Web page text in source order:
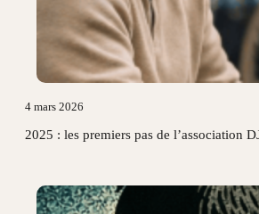
4 mars 2026
2025 : les premiers pas de l’association